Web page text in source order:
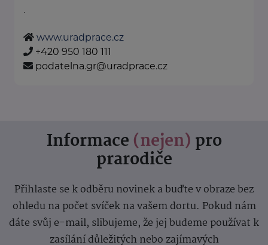
.
www.uradprace.cz
+420 950 180 111
podatelna.gr@uradprace.cz
Informace (nejen) pro
prarodiče
Přihlaste se k odběru novinek a buďte v obraze bez
ohledu na počet svíček na vašem dortu. Pokud nám
dáte svůj e-mail, slibujeme, že jej budeme používat k
zasílání důležitých nebo zajímavých